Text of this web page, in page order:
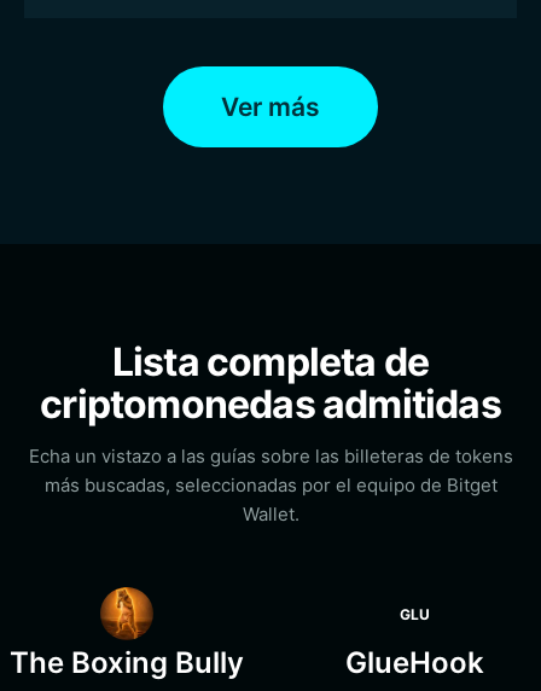
Ver más
Lista completa de
criptomonedas admitidas
Echa un vistazo a las guías sobre las billeteras de tokens
más buscadas, seleccionadas por el equipo de Bitget
Wallet.
The Boxing Bully
GLU
GlueHook